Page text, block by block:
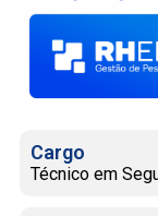
Cargo
Técnico em